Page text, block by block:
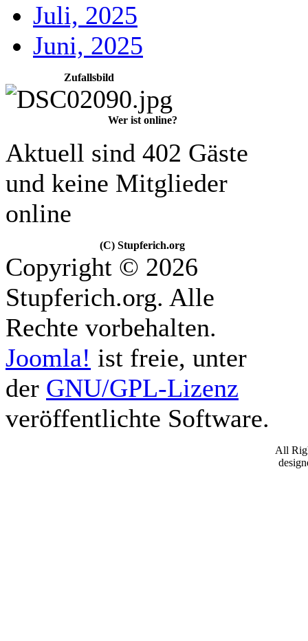
Juli, 2025
Juni, 2025
Zufallsbild
Wer ist online?
Aktuell sind 402 Gäste
und keine Mitglieder
online
(C) Stupferich.org
Copyright © 2026
Stupferich.org. Alle
Rechte vorbehalten.
Joomla! ist freie, unter
der GNU/GPL-Lizenz
veröffentlichte Software.
All